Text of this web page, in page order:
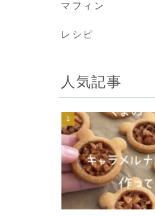
マフィン
レシピ
人気記事